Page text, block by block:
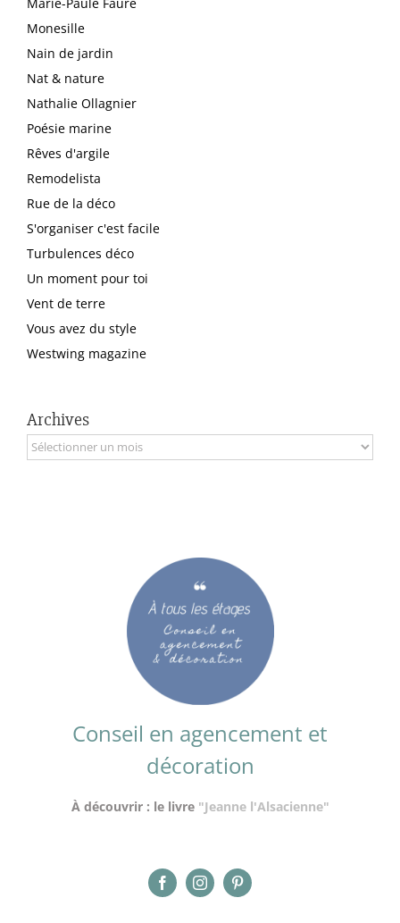
Monesille
Nain de jardin
Nat & nature
Nathalie Ollagnier
Poésie marine
Rêves d'argile
Remodelista
Rue de la déco
S'organiser c'est facile
Turbulences déco
Un moment pour toi
Vent de terre
Vous avez du style
Westwing magazine
Archives
Archives
Conseil en agencement et
décoration
À découvrir : le livre "Jeanne l'Alsacienne"